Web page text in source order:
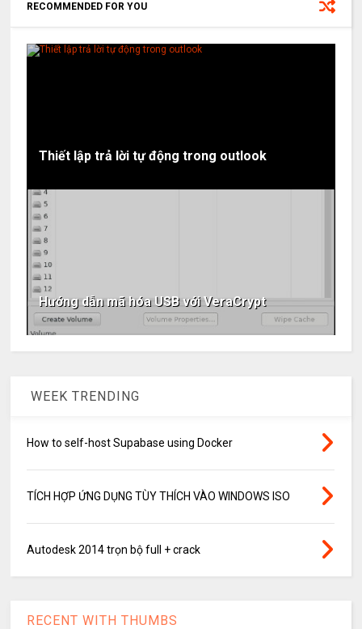
RECOMMENDED FOR YOU
Thiết lập trả lời tự động trong outlook
Hướng dẫn mã hóa USB với VeraCrypt
WEEK TRENDING
How to self-host Supabase using Docker
TÍCH HỢP ỨNG DỤNG TÙY THÍCH VÀO WINDOWS ISO
Autodesk 2014 trọn bộ full + crack
RECENT WITH THUMBS